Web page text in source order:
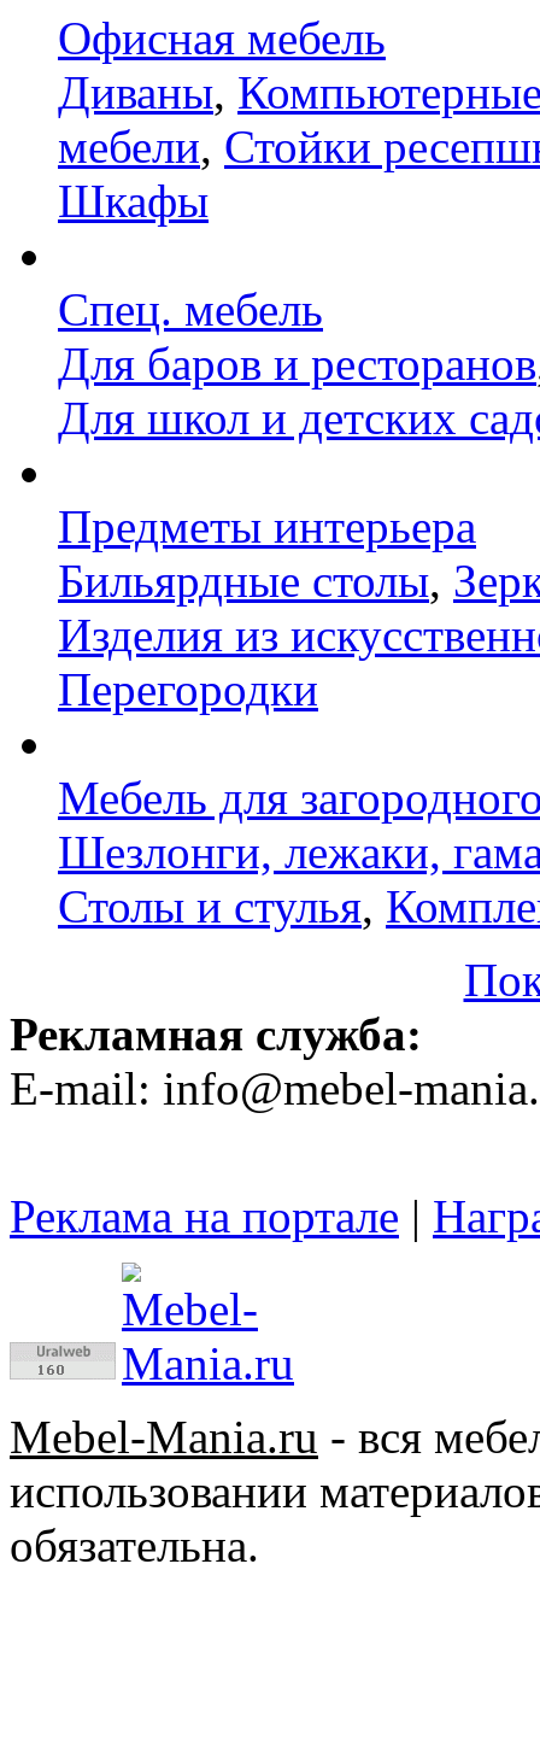
Офисная мебель
Диваны,
мебели, Стойки
Шкафы
Спец. мебель
Для баров и ресторанов
Для школ и детских
Предметы интерьера
Бильярдные столы,
Изделия из
Перегородки
Мебель для
Шезлонги, лежаки,
Столы и стулья,
Рекламная служба:
E-mail: info@mebel-
Реклама на портале |
Mebel-Mania.ru - вся
использовании
обязательна.